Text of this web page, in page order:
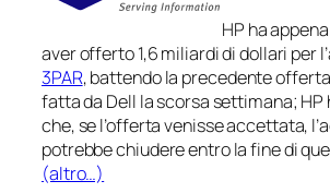
HP ha
aver offerto 1,6 miliardi di dollari per
3PAR, battendo la precedente offerta
fatta da Dell la scorsa settimana;
che, se l’offerta venisse accettata,
potrebbe chiudere entro la fine di
(altro…)